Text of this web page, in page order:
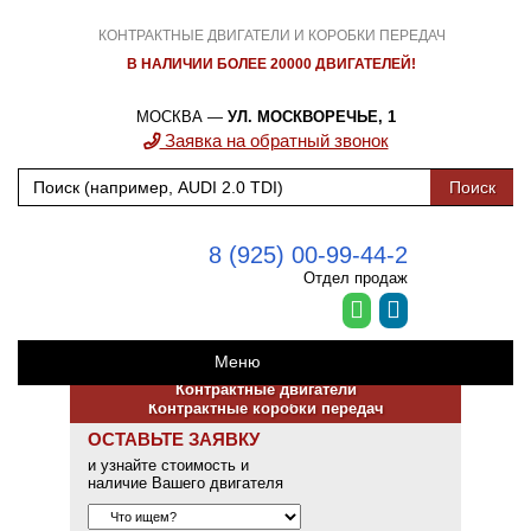
КОНТРАКТНЫЕ ДВИГАТЕЛИ И КОРОБКИ ПЕРЕДАЧ
В НАЛИЧИИ БОЛЕЕ 20000 ДВИГАТЕЛЕЙ!
МОСКВА — УЛ. МОСКВОРЕЧЬЕ, 1
Заявка на обратный звонок
8 (925) 00-99-44-2
Отдел продаж
Меню
Контрактные двигатели
Контрактные коробки передач
ОСТАВЬТЕ ЗАЯВКУ
и узнайте стоимость и
наличие Вашего двигателя